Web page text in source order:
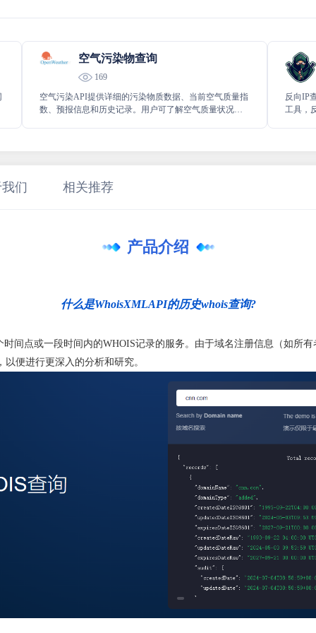
空气污染物查询
169
空气污染API提供详细的污染物质数据、当前空气质量指
数、预报信息和历史记录。用户可了解空气质量状况，
反向IP
工具，
们 相关推荐
产品介绍
什么是WhoisXMLAPI的历史whois查询?
间点或一段时间内的WHOIS记录的服务。由于域名注册信息（如所
便进行更深入的分析和研究。